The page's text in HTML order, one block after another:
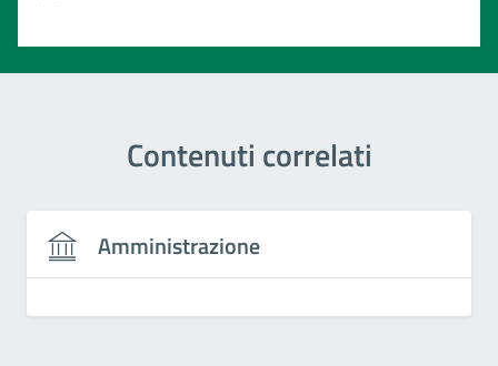
Contenuti correlati
Amministrazione